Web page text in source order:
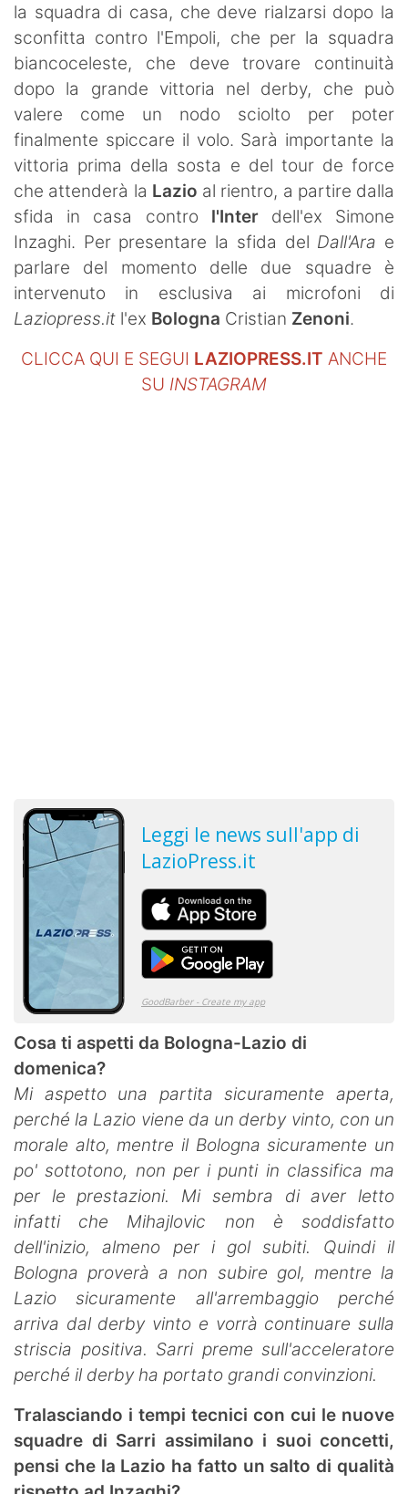
la squadra di casa, che deve rialzarsi dopo la
sconfitta contro l'Empoli, che per la squadra
biancoceleste, che deve trovare continuità
dopo la grande vittoria nel derby, che può
valere come un nodo sciolto per poter
finalmente spiccare il volo. Sarà importante la
vittoria prima della sosta e del tour de force
che attenderà la Lazio al rientro, a partire dalla
sfida in casa contro l'Interdell'ex Simone
Inzaghi. Per presentare la sfida del Dall'Ara e
parlare del momento delle due squadre è
intervenuto in esclusiva ai microfoni di
Laziopress.it l'ex Bologna Cristian Zenoni.
CLICCA QUI E SEGUI LAZIOPRESS.IT ANCHE
SU INSTAGRAM
Cosa ti aspetti da Bologna-Lazio di
domenica?
Mi aspetto una partita sicuramente aperta,
perché la Lazio viene da un derby vinto, con un
morale alto, mentre il Bologna sicuramente un
po' sottotono, non per i punti in classifica ma
per le prestazioni. Mi sembra di aver letto
infatti che Mihajlovic non è soddisfatto
dell'inizio, almeno per i gol subiti. Quindi il
Bologna proverà a non subire gol, mentre la
Lazio sicuramente all'arrembaggio perché
arriva dal derby vinto e vorrà continuare sulla
striscia positiva. Sarri preme sull'acceleratore
perché il derby ha portato grandi convinzioni.
Tralasciando i tempi tecnici con cui le nuove
squadre di Sarri assimilano i suoi concetti,
pensi che la Lazio ha fatto un salto di qualità